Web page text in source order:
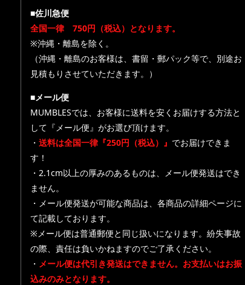
■佐川急便
全国一律 750円（税込）となります。
※沖縄・離島を除く。
（沖縄・離島のお客様は、書留・郵パック等で、別途お
見積もりさせていただきます。）
■メール便
MUMBLESでは、お客様に送料を安くお届けする方法と
して『メール便』がお選び頂けます。
・ 送料は全国一律『250円（税込）』 でお届けできま
す！
・2.1cm以上の厚みのあるものは、メール便発送はでき
ません。
・メール便発送が可能な商品は、各商品の詳細ページに
て記載しております。
※メール便は普通郵便と同じ扱いになります。紛失事故
の際、責任は負いかねますのでご了承ください。
・ メール便は代引き発送はできません。お支払いはお振
込みのみとなります。